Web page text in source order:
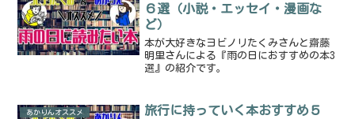
６選（小説・エッセイ・漫画な
ど）
本が大好きなヨビノリたくみさんと齋藤
明里さんによる『雨の日におすすめの本3
選』の紹介です。
あかりんオススメ
旅行に持っていく本おすすめ５